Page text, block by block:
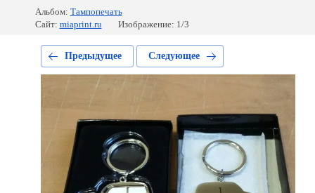
Альбом: Тампопечать
Сайт: miaprint.ru Изображение: 1/3
Предыдущее Следующее